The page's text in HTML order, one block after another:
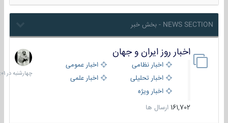
NEWS SECTION - بخش خبر
اخبار روز ایران و جهان
اخبار نظامی
اخبار عمومی
اخبار تحلیلی
اخبار علمی
اخبار ویژه
161,702 ارسال ها
در
06:01